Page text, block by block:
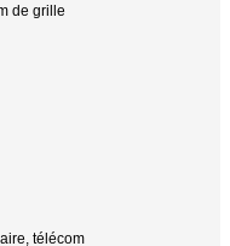
de grille
télécom